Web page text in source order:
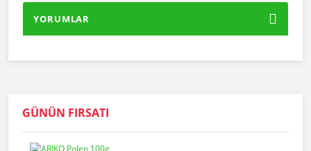
GÜNÜN FIRSATI
YORUMLAR